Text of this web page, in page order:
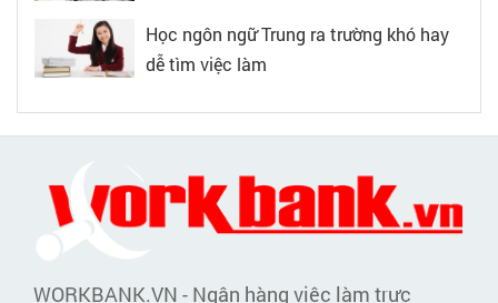
Học ngôn ngữ Trung ra trường khó hay
dễ tìm việc làm
WORKBANK.VN - Ngân hàng việc làm trực